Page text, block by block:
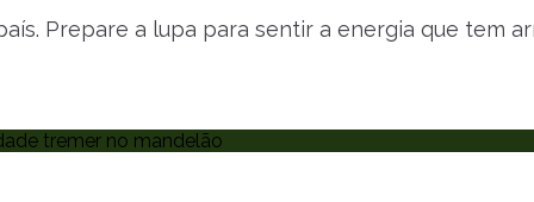
Prepare a lupa para sentir a energia que tem